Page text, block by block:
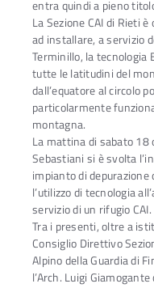
entra quindi a pieno
La Sezione CAI di Rieti
ad installare, a servizio
Terminillo, la tecnologia
tutte le latitudini del
dall’equatore al circolo
particolarmente
montagna.
La mattina di sabato
Sebastiani si è svolta
impianto di depurazione
l’utilizzo di tecnologia
servizio di un rifugio CAI.
Tra i presenti, oltre a
Consiglio Direttivo
Alpino della Guardia di
l’Arch. Luigi